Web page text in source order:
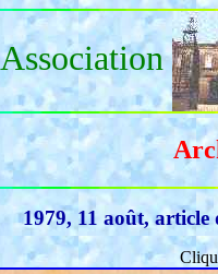
Association
1979, 11 août,